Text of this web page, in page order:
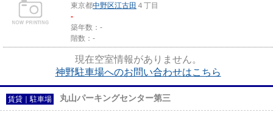
東京都中野区江古田 ４丁目
-
築年数：-
階数：-
現在空室情報がありません。
神野駐車場へのお問い合わせはこちら
賃貸｜駐車場 丸山パーキングセンター第三